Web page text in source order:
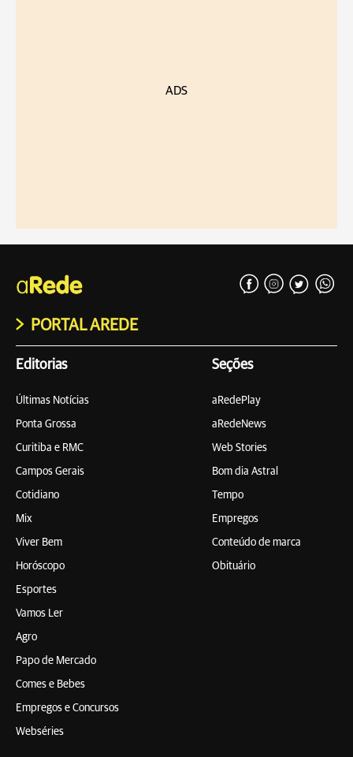
ADS
PORTAL AREDE
Editorias
Últimas Notícias
Ponta Grossa
Curitiba e RMC
Campos Gerais
Cotidiano
Mix
Viver Bem
Horóscopo
Esportes
Vamos Ler
Agro
Papo de Mercado
Comes e Bebes
Empregos e Concursos
Webséries
Seções
aRedePlay
aRedeNews
Web Stories
Bom dia Astral
Tempo
Empregos
Conteúdo de marca
Obituário